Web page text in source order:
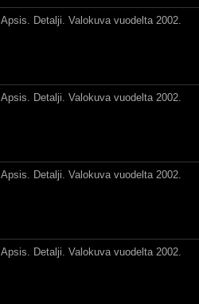
Apsis. Detalji. Valokuva vuodelta 2002.
Apsis. Detalji. Valokuva vuodelta 2002.
Apsis. Detalji. Valokuva vuodelta 2002.
Apsis. Detalji. Valokuva vuodelta 2002.